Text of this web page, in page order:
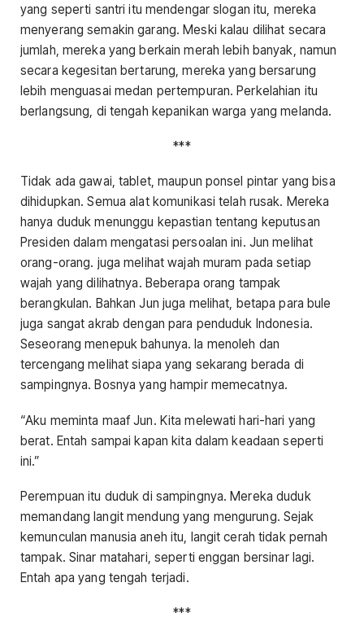
yang seperti santri itu mendengar slogan itu, mereka
menyerang semakin garang. Meski kalau dilihat secara
jumlah, mereka yang berkain merah lebih banyak, namun
secara kegesitan bertarung, mereka yang bersarung
lebih menguasai medan pertempuran. Perkelahian itu
berlangsung, di tengah kepanikan warga yang melanda.
***
Tidak ada gawai, tablet, maupun ponsel pintar yang bisa
dihidupkan. Semua alat komunikasi telah rusak. Mereka
hanya duduk menunggu kepastian tentang keputusan
Presiden dalam mengatasi persoalan ini. Jun melihat
orang-orang. juga melihat wajah muram pada setiap
wajah yang dilihatnya. Beberapa orang tampak
berangkulan. Bahkan Jun juga melihat, betapa para bule
juga sangat akrab dengan para penduduk Indonesia.
Seseorang menepuk bahunya. Ia menoleh dan
tercengang melihat siapa yang sekarang berada di
sampingnya. Bosnya yang hampir memecatnya.
“Aku meminta maaf Jun. Kita melewati hari-hari yang
berat. Entah sampai kapan kita dalam keadaan seperti
ini.”
Perempuan itu duduk di sampingnya. Mereka duduk
memandang langit mendung yang mengurung. Sejak
kemunculan manusia aneh itu, langit cerah tidak pernah
tampak. Sinar matahari, seperti enggan bersinar lagi.
Entah apa yang tengah terjadi.
***